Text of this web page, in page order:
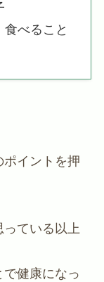
べること
ポイントを押
ている以上
健康になっ